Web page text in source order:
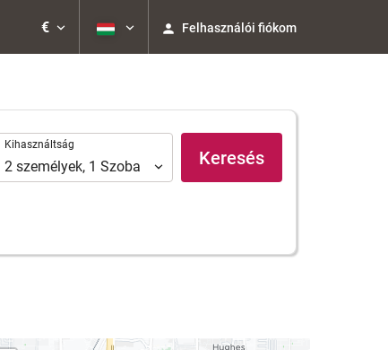
€ Felhasználói fiókom
Kihasználtság
Kihasználtság
2 személyek, 1 Szoba Keresés